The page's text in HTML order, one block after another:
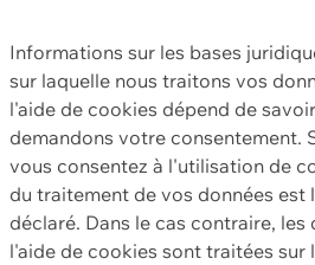
Informations sur les bases
sur laquelle nous traitons vos
l'aide de cookies dépend de
demandons votre consentement.
vous consentez à l'utilisation de
du traitement de vos données est
déclaré. Dans le cas contraire, les
l'aide de cookies sont traitées sur